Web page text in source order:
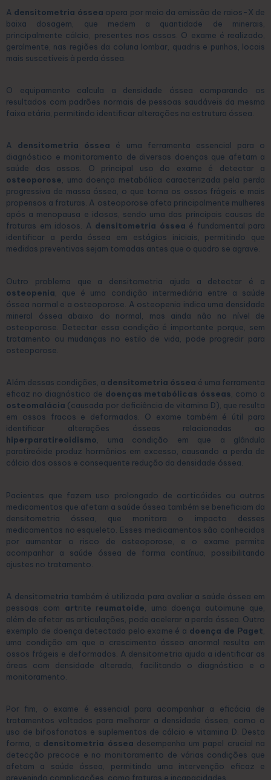
A densitometria óssea opera por meio da emissão de raios-X de
baixa dosagem, que medem a quantidade de minerais,
principalmente cálcio, presentes nos ossos. O exame é realizado,
geralmente, nas regiões da coluna lombar, quadris e punhos, locais
mais suscetíveis à perda óssea.
O equipamento calcula a densidade óssea comparando os
resultados com padrões normais de pessoas saudáveis da mesma
faixa etária, permitindo identificar alterações na estrutura óssea.
A densitometria óssea é uma ferramenta essencial para o
diagnóstico e monitoramento de diversas doenças que afetam a
saúde dos ossos. O principal uso do exame é detectar a
osteoporose, uma doença metabólica caracterizada pela perda
progressiva de massa óssea, o que torna os ossos frágeis e mais
propensos a fraturas. A osteoporose afeta principalmente mulheres
após a menopausa e idosos, sendo uma das principais causas de
fraturas em idosos. A densitometria óssea é fundamental para
identificar a perda óssea em estágios iniciais, permitindo que
medidas preventivas sejam tomadas antes que o quadro se agrave.
Outro problema que a densitometria ajuda a detectar é a
osteopenia , que é uma condição intermediária entre a saúde
óssea normal e a osteoporose. A osteopenia indica uma densidade
mineral óssea abaixo do normal, mas ainda não no nível de
osteoporose. Detectar essa condição é importante porque, sem
tratamento ou mudanças no estilo de vida, pode progredir para
osteoporose.
Além dessas condições, a densitometria óssea é uma ferramenta
eficaz no diagnóstico de doenças metabólicas ósseas , como a
osteomalácia (causada por deficiência de vitamina D), que resulta
em ossos fracos e deformados. O exame também é útil para
identificar alterações ósseas relacionadas ao
hiperparatireoidismo , uma condição em que a glândula
paratireóide produz hormônios em excesso, causando a perda de
cálcio dos ossos e consequente redução da densidade óssea.
Pacientes que fazem uso prolongado de corticóides ou outros
medicamentos que afetam a saúde óssea também se beneficiam da
densitometria óssea, que monitora o impacto desses
medicamentos no esqueleto. Esses medicamentos são conhecidos
por aumentar o risco de osteoporose, e o exame permite
acompanhar a saúde óssea de forma contínua, possibilitando
ajustes no tratamento.
A densitometria também é utilizada para avaliar a saúde óssea em
pessoas com artrite reumatoide , uma doença autoimune que,
além de afetar as articulações, pode acelerar a perda óssea. Outro
exemplo de doença detectada pelo exame é a doença de Paget
uma condição em que o crescimento ósseo anormal resulta em
ossos frágeis e deformados. A densitometria ajuda a identificar as
áreas com densidade alterada, facilitando o diagnóstico e o
monitoramento.
Por fim, o exame é essencial para acompanhar a eficácia de
tratamentos voltados para melhorar a densidade óssea, como o
uso de bifosfonatos e suplementos de cálcio e vitamina D. Desta
forma, a densitometria óssea desempenha um papel crucial na
detecção precoce e no monitoramento de várias condições que
afetam a saúde óssea, permitindo uma intervenção eficaz e
prevenindo complicações, como fraturas e incapacidades.